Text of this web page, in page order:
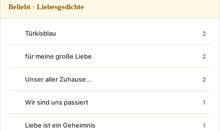
Beliebt · Liebesgedichte
Türkisblau 2
für meine große Liebe 2
Unser aller Zuhause... 2
Wir sind uns passiert 1
Liebe ist ein Geheimnis 1